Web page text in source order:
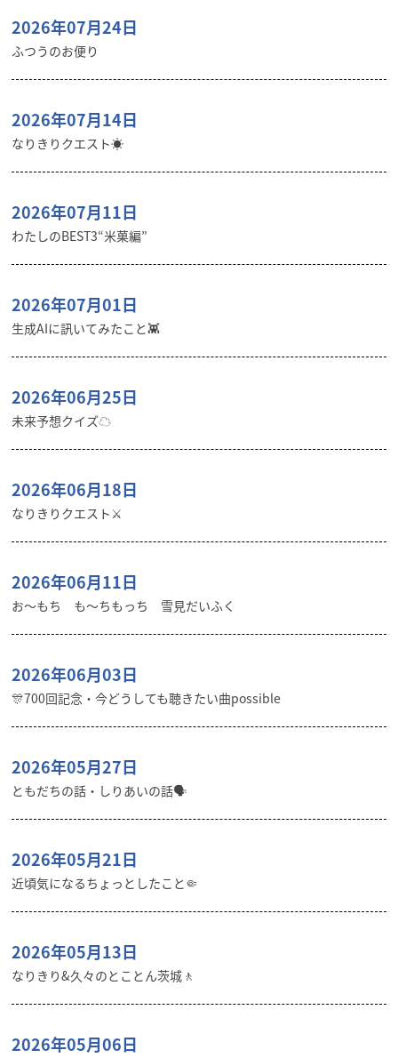
2026年07月24日
ふつうのお便り
2026年07月14日
なりきりクエスト☀️
2026年07月11日
わたしのBEST3“米菓編”
2026年07月01日
生成AIに訊いてみたこと👾
2026年06月25日
未来予想クイズ☁︎
2026年06月18日
なりきりクエスト⚔️
2026年06月11日
お〜もち も〜ちもっち 雪見だいふく
2026年06月03日
🎊700回記念・今どうしても聴きたい曲possible
2026年05月27日
ともだちの話・しりあいの話🗣️
2026年05月21日
近頃気になるちょっとしたこと🤏
2026年05月13日
なりきり&久々のとことん茨城🚶
2026年05月06日